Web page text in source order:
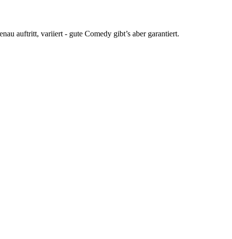
auftritt, variiert - gute Comedy gibt’s aber garantiert.